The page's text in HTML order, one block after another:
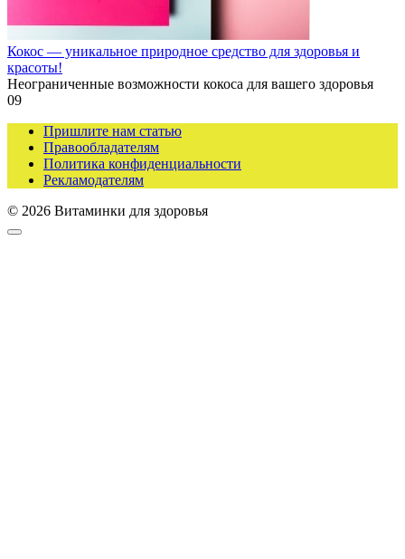
Кокос — уникальное природное средство для здоровья и
красоты!
Неограниченные возможности кокоса для вашего здоровья
09
Пришлите нам статью
Правообладателям
Политика конфиденциальности
Рекламодателям
© 2026 Витаминки для здоровья